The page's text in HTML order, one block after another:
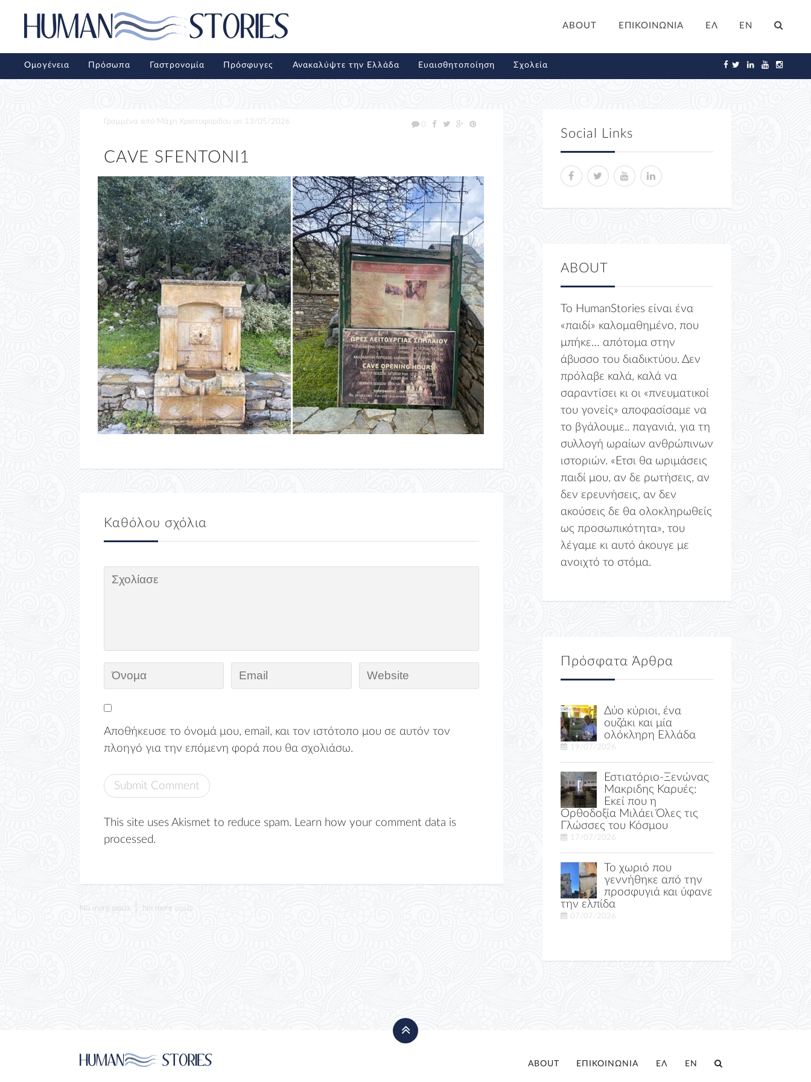
ABOUT ΕΠΙΚΟΙΝΩΝΙΑ ΕΛ EN
Ομογένεια Πρόσωπα Γαστρονομία Πρόσφυγες Ανακαλύψτε την Ελλάδα Ευαισθητοποίηση Σχολεία
Γραμμένα από Μάχη Χριστοφορίδου on 13/05/2026 0
CAVE SFENTONI1
Καθόλου σχόλια
Αποθήκευσε το όνομά μου, email, και τον ιστότοπο μου σε αυτόν τον
πλοηγό για την επόμενη φορά που θα σχολιάσω.
This site uses Akismet to reduce spam. Learn how your comment data is
processed.
No more posts No more posts
Social Links
ABOUT
Το HumanStories είναι ένα
«παιδί» καλομαθημένο, που
μπήκε… απότομα στην
άβυσσο του διαδικτύου. Δεν
πρόλαβε καλά, καλά να
σαραντίσει κι οι «πνευματικοί
του γονείς» αποφασίσαμε να
το βγάλουμε.. παγανιά, για τη
συλλογή ωραίων ανθρώπινων
ιστοριών. «Ετσι θα ωριμάσεις
παιδί μου, αν δε ρωτήσεις, αν
δεν ερευνήσεις, αν δεν
ακούσεις δε θα ολοκληρωθείς
ως προσωπικότητα», του
λέγαμε κι αυτό άκουγε με
ανοιχτό το στόμα.
Πρόσφατα Άρθρα
Δύο κύριοι, ένα
ουζάκι και μία
ολόκληρη Ελλάδα
19/07/2026
Εστιατόριο-Ξενώνας
Μακριδης Καρυές:
Εκεί που η
Ορθοδοξία Μιλάει Όλες τις
Γλώσσες του Κόσμου
17/07/2026
Το χωριό που
γεννήθηκε από την
προσφυγιά και ύφανε
την ελπίδα
07/07/2026
ABOUT ΕΠΙΚΟΙΝΩΝΙΑ ΕΛ EN